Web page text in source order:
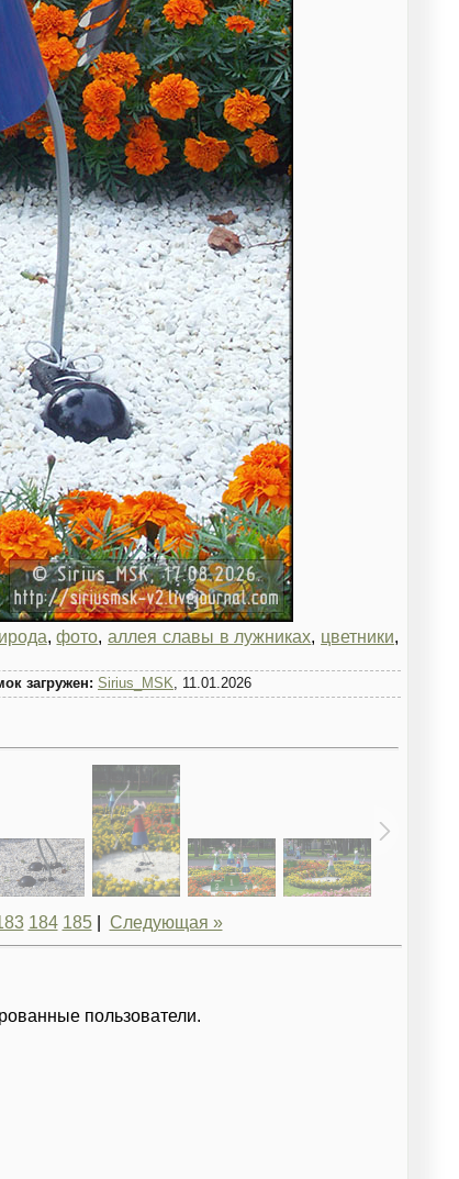
,фото,аллея славы в лужниках, цветники,
загружен: Sirius_MSK, 11.01.2026
184 185| Следующая »
пользователи.